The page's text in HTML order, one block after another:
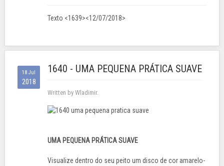
Texto <1639><12/07/2018>
18 Jul
2018
1640 - UMA PEQUENA PRÁTICA SUAVE
Written by Wladimir.
UMA PEQUENA PRÁTICA SUAVE
Visualize dentro do seu peito um disco de cor amarelo-